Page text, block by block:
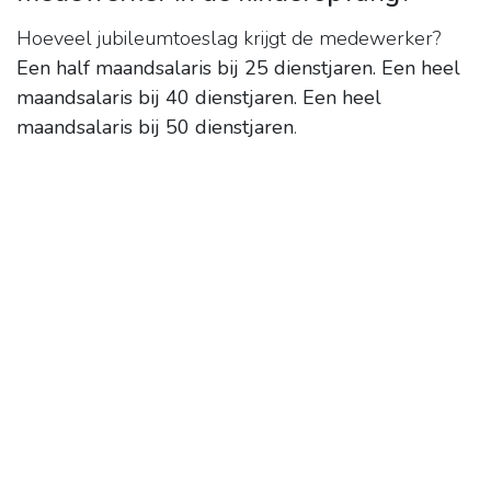
Hoeveel jubileumtoeslag krijgt de medewerker?
Een half maandsalaris bij 25 dienstjaren. Een heel
maandsalaris bij 40 dienstjaren. Een heel
maandsalaris bij 50 dienstjaren.